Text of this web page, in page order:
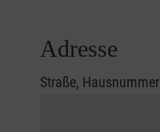
Adresse
Straße, Hausnummer